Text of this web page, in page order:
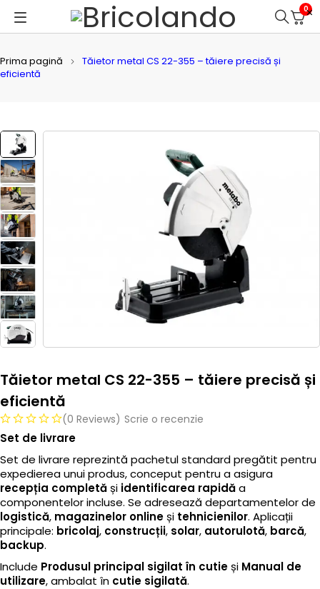
0
Prima pagină
Tăietor metal CS 22-355 – tăiere precisă și
eficientă
Tăietor metal CS 22-355 – tăiere precisă și
eficientă
(0 Reviews) Scrie o recenzie
Set de livrare
Set de livrare reprezintă pachetul standard pregătit pentru
expedierea unui produs, conceput pentru a asigura
recepția completăși identificarea rapidăa
componentelor incluse. Se adresează departamentelor de
logistică, magazinelor onlineși tehnicienilor. Aplicații
principale: bricolaj, construcții, solar, autorulotă, barcă,
backup.
Include Produsul principal sigilat în cutieși Manual de
utilizare, ambalat în cutie sigilată.